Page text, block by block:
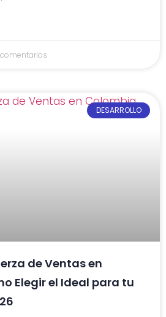
DESARROLLO
de Ventas en
Elegir el Ideal para tu